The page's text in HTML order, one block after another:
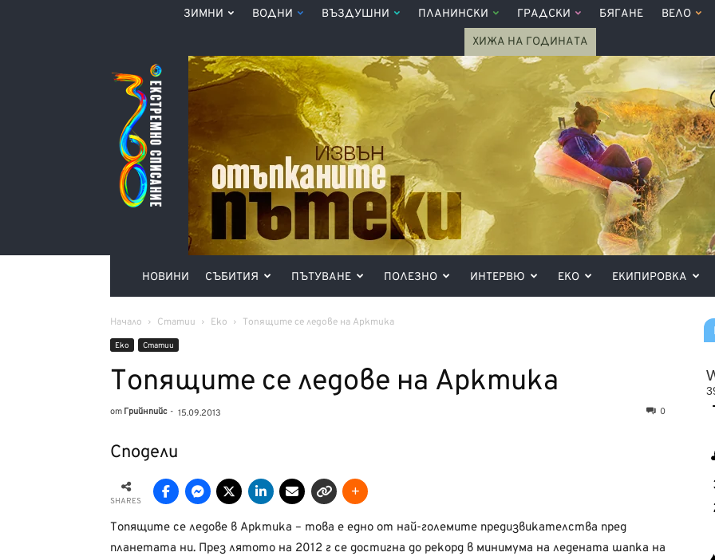
ЗИМНИ ВОДНИ ВЪЗДУШНИ ПЛАНИНСКИ ГРАДСКИ БЯГАНЕ ВЕЛО
ХИЖА НА ГОДИНАТА
Списание
360°
НОВИНИ СЪБИТИЯ ПЪТУВАНЕ ПОЛЕЗНО ИНТЕРВЮ ЕКО ЕКИПИРОВКА
Начало Статии Еко Tопящите се ледове на Арктика
Еко Статии
Tопящите се ледове на Арктика
от Грийнпийс - 15.09.2013 0
Сподели
SHARES
Топящите се ледове в Арктика – това е едно от най-големите предизвикателства пред
планетата ни. През лятото на 2012 г се достигна до рекорд в минимума на ледената шапка на